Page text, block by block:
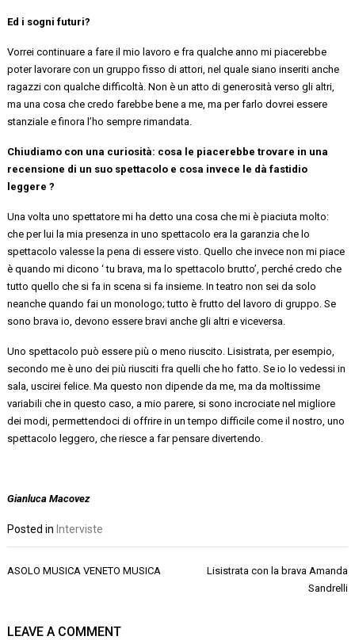
Ed i sogni futuri?
Vorrei continuare a fare il mio lavoro e fra qualche anno mi piacerebbe
poter lavorare con un gruppofisso di attori, nel quale siano inseriti anche
ragazzi con qualche difficoltà. Non è un atto di generosità verso gli altri,
ma una cosa che credo farebbe bene a me, ma per farlo dovrei essere
stanziale e finora l’ho sempre rimandata.
Chiudiamo con una curiosità: cosa le piacerebbe trovare in una
recensione di un suo spettacolo e cosa invece le dà fastidio
leggere ?
Una volta uno spettatore mi ha detto una cosa che mi è piaciuta molto:
che per lui la mia presenza in uno spettacolo era la garanzia che lo
spettacolo valesse la pena di essere visto. Quello che invecenonmi piace
è quando mi dicono ‘ tu brava, ma lo spettacolo brutto’ , perché credo che
tutto quello che si fa in scena si fainsieme . In teatro non sei da solo
neanche quando fai un monologo; tutto è fruttodel lavoro di gruppo. Se
sono brava io, devono essere bravi anche gli altri e viceversa.
Uno spettacolo può essere più o meno riuscito. Lisistrata, per esempio,
secondo me è uno dei più riusciti fra quelli che ho fatto. Se io lo vedessi in
sala, uscirei felice. Ma questo non dipende da me ma da moltissime
variabili che in questocaso , a mio parere, si sono incrociate nel migliore
dei modi, permettendoci di offrire in un tempo difficile come il nostro, uno
spettacolo leggero, che riesce a far pensare divertendo.
Gianluca Macovez
Posted in Interviste
Navigazione
ASOLO MUSICA VENETO MUSICA
Lisistrata con la brava Amanda
Sandrelli
LEAVE A COMMENT